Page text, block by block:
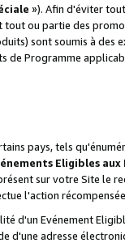
»). Afin d'éviter
ou partie des
sont soumis à
Programme
pays, tels
Eligibles aux
sur votre Site
l'action
d'un Evénement
d'une adresse